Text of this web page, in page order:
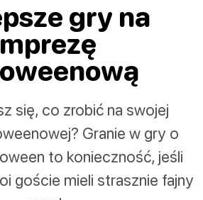
gry na
się, co zrobić na swojej
Granie w gry o
to konieczność, jeśli
goście mieli strasznie fajny